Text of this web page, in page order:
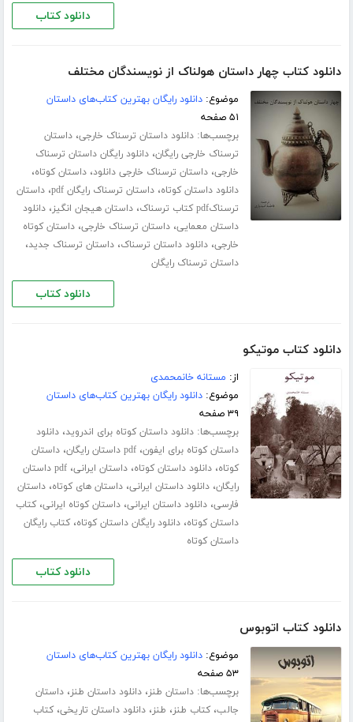
دانلود کتاب
دانلود کتاب چهار داستان هولناک از نویسندگان مختلف
موضوع:دانلود رایگان بهترین کتاب‌های داستان
۵۱ صفحه
برچسب‌ها:دانلود داستان ترسناک خارجی،داستان
ترسناک خارجی رایگان،دانلود رایگان داستان ترسناک
خارجی،داستان ترسناک خارجی دانلود،داستان کوتاه،
دانلود داستان کوتاه،داستان ترسناک رایگان pdf ،داستان
ترسناکpdf کتاب ترسناک
،داستان هیجان انگیز،دانلود
داستان معمایی،داستان ترسناک خارجی،داستان کوتاه
خارجی،دانلود داستان ترسناک،داستان ترسناک جدید،
داستان ترسناک رایگان
دانلود کتاب
دانلود کتاب موتیکو
از: مستانه خانمحمدی
موضوع:دانلود رایگان بهترین کتاب‌های داستان
۳۹ صفحه
برچسب‌ها:دانلود داستان کوتاه برای اندروید،دانلود
داستان کوتاه برای ایفون،pdf داستان رایگان ،داستان
کوتاه،دانلود داستان کوتاه،داستان ایرانی،
pdf داستان
رایگان،دانلود داستان ایرانی،داستان های کوتاه،داستان
فارسی،دانلود داستان ایرانی،داستان کوتاه ایرانی،کتاب
داستان کوتاه،دانلود رایگان داستان کوتاه،کتاب رایگان
داستان کوتاه
دانلود کتاب
دانلود کتاب اتوبوس
موضوع:دانلود رایگان بهترین کتاب‌های داستان
۵۳ صفحه
برچسب‌ها:داستان طنز،دانلود داستان طنز،داستان
جالب،کتاب طنز، طنز،دانلود داستان تاریخی،کتاب